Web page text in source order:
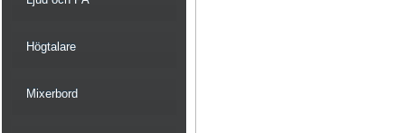
Högtalare
Mixerbord